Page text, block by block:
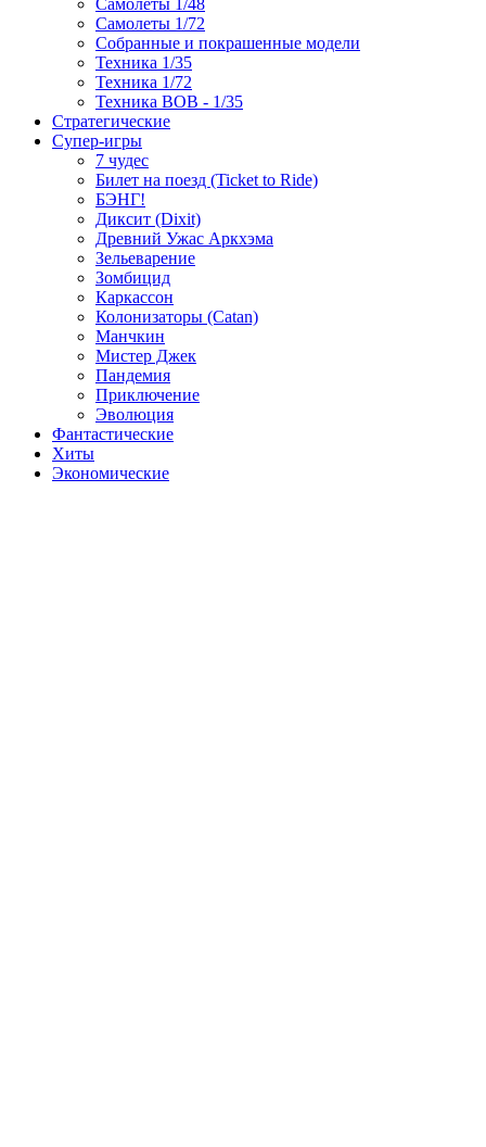
Самолеты 1/48
Самолеты 1/72
Собранные и покрашенные модели
Техника 1/35
Техника 1/72
Техника ВОВ - 1/35
Стратегические
Супер-игры
7 чудес
Билет на поезд (Ticket to Ride)
БЭНГ!
Диксит (Dixit)
Древний Ужас Аркхэма
Зельеварение
Зомбицид
Каркассон
Колонизаторы (Catan)
Манчкин
Мистер Джек
Пандемия
Приключение
Эволюция
Фантастические
Хиты
Экономические